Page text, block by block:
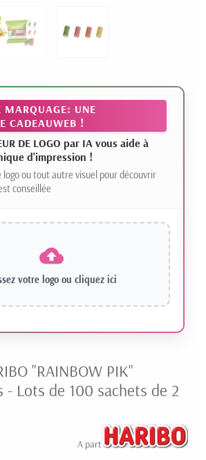
MARQUAGE: UNE
CADEAUWEB !
DE LOGO par IA vous aide à
d'impression !
logo ou tout autre visuel pour découvrir
conseillée
votre logo ou cliquez ici
"RAINBOW PIK"
- Lots de 100 sachets de 2
A partir de20.60 € HT